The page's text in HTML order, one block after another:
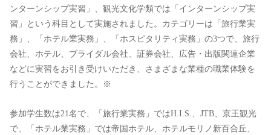
ンターンシップ実習」、観光文化学類では「インターンシップ実
習」という科目として実施されました。カテゴリーは「旅行業実
務」、「ホテル業実務」、「ホスピタリティ実務」の3つで、旅行
会社、ホテル、ブライダル会社、証券会社、広告・出版関連企業
などに実習をお引き受けいただき、さまざまな業種の職業体験を
行うことができました。※
参加学生数は21名で、「旅行業実務」ではH.I.S.、JTB、京王観光
で、「ホテル業実務」では帝国ホテル、ホテルモリノ新百合丘、